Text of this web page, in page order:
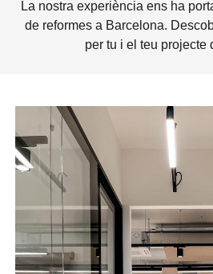
La nostra experiència ens ha
de reformes a Barcelona.
per tu i el teu projecte